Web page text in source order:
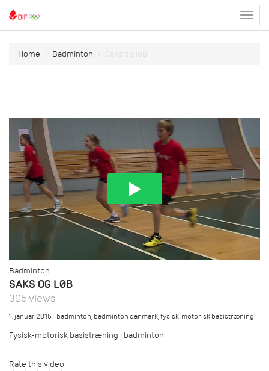
menu
Home Badminton Saks og løb
Badminton
SAKS OG LØB
305 views
1. januar 2015 badminton,badminton danmark,fysisk-motorisk basistræning
Fysisk-motorisk basistræning i badminton
Rate this video